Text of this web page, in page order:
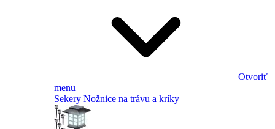
Otvoriť
menu
Sekery Nožnice na trávu a kríky